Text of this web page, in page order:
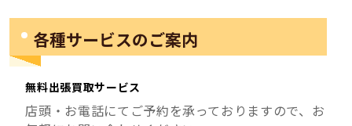
各種サービスのご案内
無料出張買取サービス
店頭・お電話にてご予約を承っておりますので、お